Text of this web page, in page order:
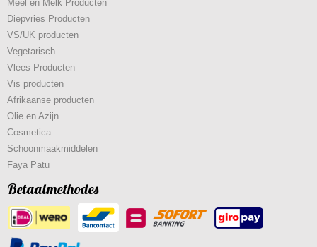
Meel en Melk Producten
Diepvries Producten
VS/UK producten
Vegetarisch
Vlees Producten
Vis producten
Afrikaanse producten
Olie en Azijn
Cosmetica
Schoonmaakmiddelen
Faya Patu
Betaalmethodes